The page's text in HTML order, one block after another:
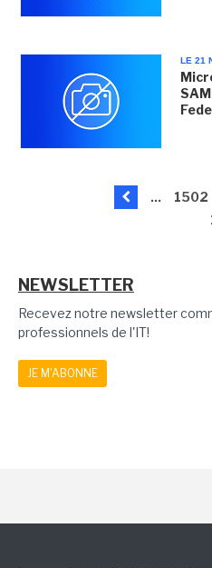
LE 21
... 1502
NEWSLETTER
Recevez notre newsletter
professionnels de l'IT!
JE M'ABONNE